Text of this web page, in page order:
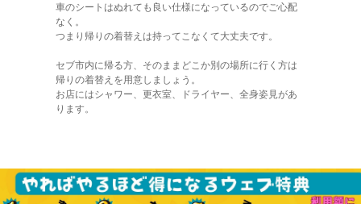
車のシートはぬれても良い仕様になっているのでご心配
なく。
つまり帰りの着替えは持ってこなくて大丈夫です。
セブ市内に帰る方、そのままどこか別の場所に行く方は
帰りの着替えを用意しましょう。
お店にはシャワー、更衣室、ドライヤー、全身姿見があ
ります。